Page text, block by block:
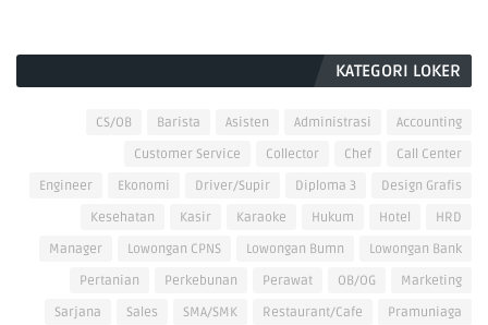
KATEGORI LOKER
Accounting
Administrasi
Asisten
Barista
CS/OB
Call Center
Chef
Collector
Customer Service
Design Grafis
Diploma 3
Driver/Supir
Ekonomi
Engineer
HRD
Hotel
Hukum
Karaoke
Kasir
Kesehatan
Lowongan Bank
Lowongan Bumn
Lowongan CPNS
Manager
Marketing
OB/OG
Perawat
Perkebunan
Pertanian
Pramuniaga
Restaurant/Cafe
SMA/SMK
Sales
Sarjana